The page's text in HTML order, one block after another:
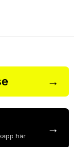
→
här →